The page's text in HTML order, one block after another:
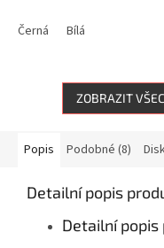
Černá Bílá
ZOBRAZIT
Popis Podobné (8)
Detailní popis
Detailní popis